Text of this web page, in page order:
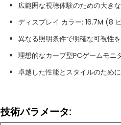
広範囲な視聴体験のための大き
ディスプレイ カラー: 16.7M (8
異なる照明条件で明確な可視性
理想的なカーブ型PCゲームモニ
卓越した性能とスタイルのため
技術パラメータ: